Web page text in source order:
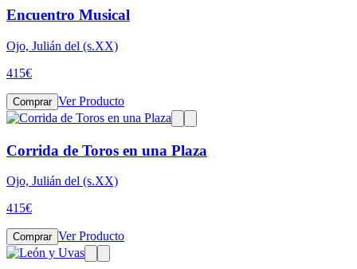
Encuentro Musical
Ojo, Julián del (s.XX)
415€
Comprar Ver Producto
Corrida de Toros en una Plaza
Ojo, Julián del (s.XX)
415€
Comprar Ver Producto